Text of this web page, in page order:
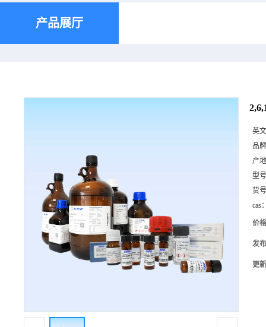
产品展厅
英
品
产
型
货
cas
价
发
更